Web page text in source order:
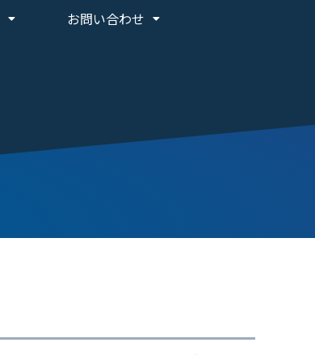
お問い合わせ